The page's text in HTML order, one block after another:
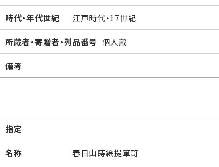
時代・年代世紀 江戸時代・17世紀
所蔵者・寄贈者・列品番号 個人蔵
備考
指定
名称 春日山蒔絵提箪笥